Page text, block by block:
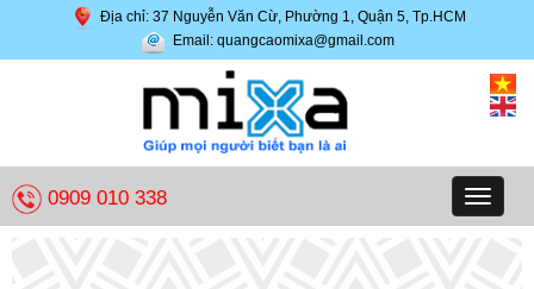
Địa chỉ: 37 Nguyễn Văn Cừ, Phường 1, Quận 5, Tp.HCM
Email: quangcaomixa@gmail.com
0909 010 338
Toggle